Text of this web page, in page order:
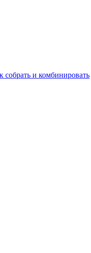
собрать и комбинировать